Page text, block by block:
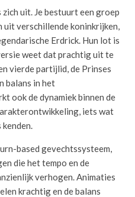
uit. Je bestuurt een groep
uit verschillende koninkrijken,
Erdrick. Hun lot is
weet dat prachtig uit te
vierde partijlid, de Prinses
balans in het
ook de dynamiek binnen de
iets wat
based gevechtssysteem,
die het tempo en de
verhogen. Animaties
krachtig en de balans